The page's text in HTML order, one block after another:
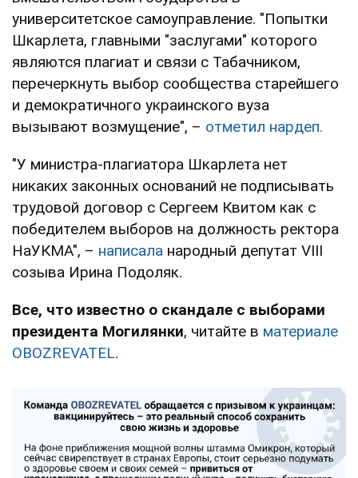
университетское самоуправление. "Попытки
Шкарлета, главными "заслугами" которого
являются плагиат и связи с Табачником,
перечеркнуть выбор сообщества старейшего
и демократичного украинского вуза
вызывают возмущение", – отметил нардеп.
"У министра-плагиатора Шкарлета нет
никаких законных оснований не подписывать
трудовой договор с Сергеем Квитом как с
победителем выборов на должность ректора
НаУКМА", – написала народный депутат VIII
созыва Ирина Подоляк.
Все, что известно о скандале с выборами
президента Могилянки, читайте в материале
OBOZREVATEL.